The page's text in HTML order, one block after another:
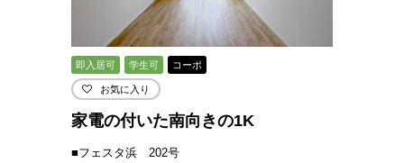
即入居可 学生可 コーポ
お気に入り
家電の付いた南向きの1K
■フェスタ浜 202号